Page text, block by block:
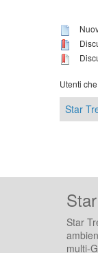
Utenti
Star
Star
multi-